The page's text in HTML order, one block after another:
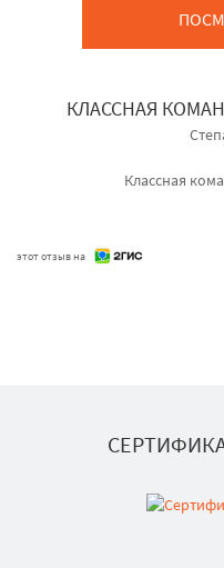
КЛАССНАЯ
Классная
этот отзыв на